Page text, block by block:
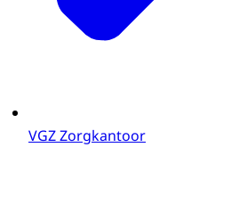
VGZ Zorgkantoor